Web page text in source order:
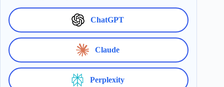
ChatGPT
Claude
Perplexity